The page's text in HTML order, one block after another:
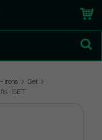
Irons
Set
- SET